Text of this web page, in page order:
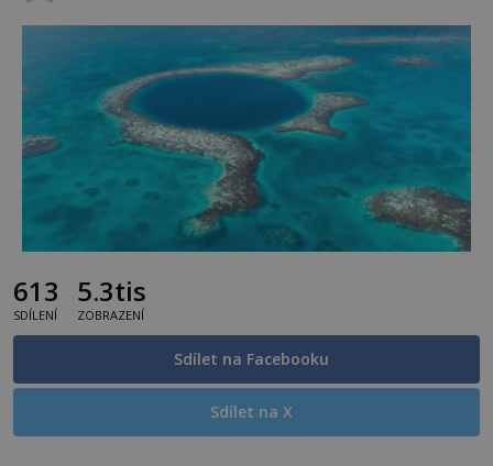
613
SDÍLENÍ
5.3tis
ZOBRAZENÍ
Sdílet na Facebooku
Sdílet na X